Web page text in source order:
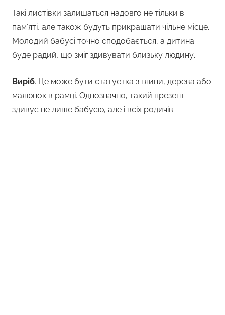
Такі листівки залишаться надовго не тільки в
пам’яті, але також будуть прикрашати чільне місце.
Молодий бабусі точно сподобається, а дитина
буде радий, що зміг здивувати близьку людину.
Виріб. Це може бути статуетка з глини, дерева або
малюнок в рамці. Однозначно, такий презент
здивує не лише бабусю, але і всіх родичів.